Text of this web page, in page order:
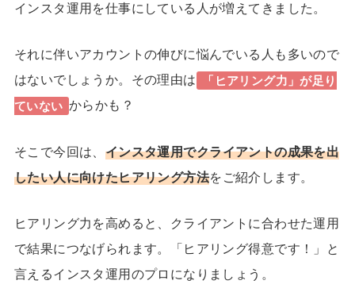
インスタ運用を仕事にしている人が増えてきました。
それに伴いアカウントの伸びに悩んでいる人も多いので
はないでしょうか。その理由は
「ヒアリング力」が足り
ていない からかも？
そこで今回は、 インスタ運用でクライアントの成果を出
したい人に向けたヒアリング方法をご紹介します。
ヒアリング力を高めると、クライアントに合わせた運用
で結果につなげられます。「ヒアリング得意です！」と
言えるインスタ運用のプロになりましょう。